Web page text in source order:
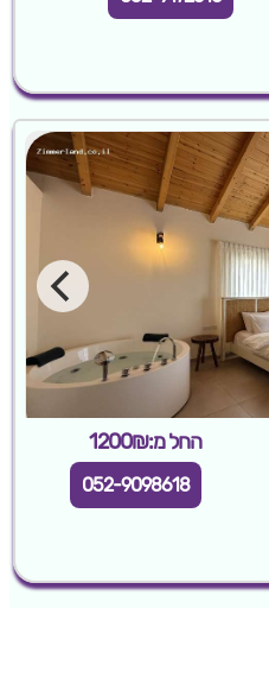
החל מ:1200₪
052-9098618